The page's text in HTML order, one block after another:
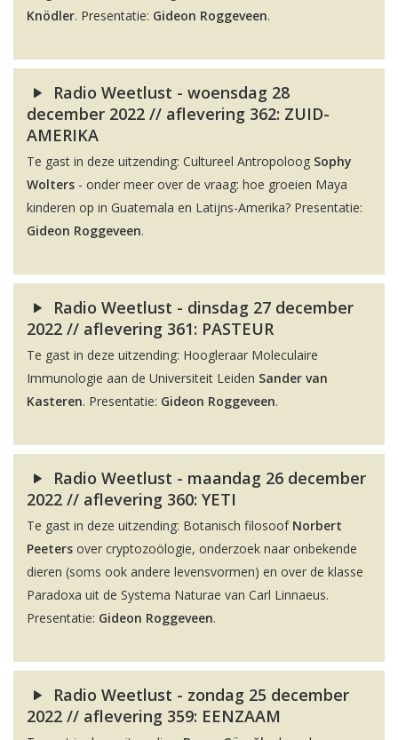
Knödler. Presentatie: Gideon Roggeveen.
Radio Weetlust - woensdag 28
december 2022 // aflevering 362: ZUID-
AMERIKA
Te gast in deze uitzending: Cultureel Antropoloog Sophy
Wolters - onder meer over de vraag: hoe groeien Maya
kinderen op in Guatemala en Latijns-Amerika? Presentatie:
Gideon Roggeveen.
Radio Weetlust - dinsdag 27 december
2022 // aflevering 361: PASTEUR
Te gast in deze uitzending: Hoogleraar Moleculaire
Immunologie aan de Universiteit Leiden Sander van
Kasteren. Presentatie: Gideon Roggeveen.
Radio Weetlust - maandag 26 december
2022 // aflevering 360: YETI
Te gast in deze uitzending: Botanisch filosoof Norbert
Peeters over cryptozoölogie, onderzoek naar onbekende
dieren (soms ook andere levensvormen) en over de klasse
Paradoxa uit de Systema Naturae van Carl Linnaeus.
Presentatie: Gideon Roggeveen.
Radio Weetlust - zondag 25 december
2022 // aflevering 359: EENZAAM